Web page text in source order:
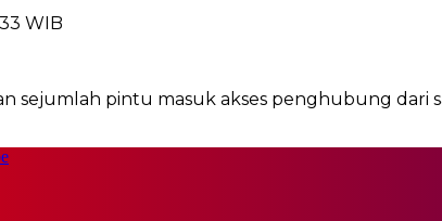
WIB
sejumlah pintu masuk akses penghubung